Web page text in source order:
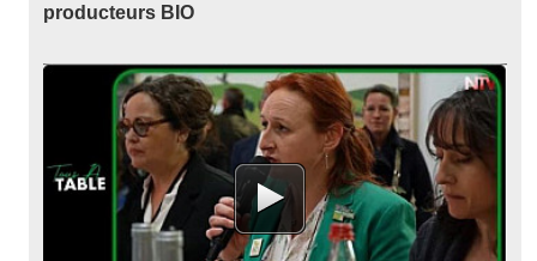
producteurs BIO